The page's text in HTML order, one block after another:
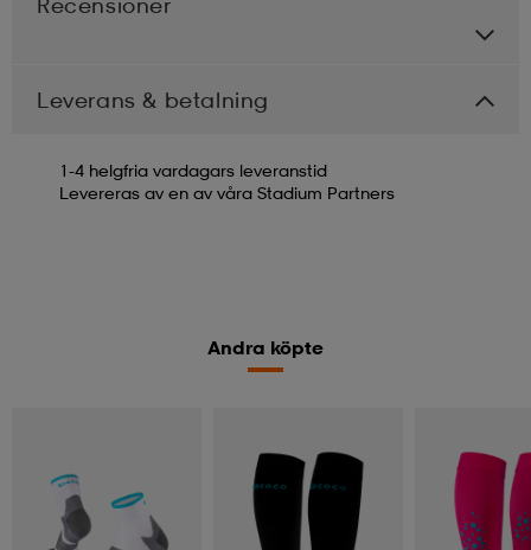
Leverans & betalning
1-4 helgfria vardagars leveranstid
Levereras av en av våra Stadium Partners
Andra köpte